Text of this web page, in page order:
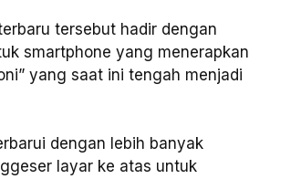
tersebut hadir dengan
smartphone yang menerapkan
yang saat ini tengah menjadi
dengan lebih banyak
layar ke atas untuk